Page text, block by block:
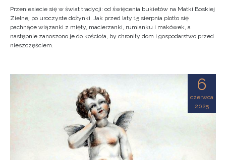
Przeniesiecie się w świat tradycji: od święcenia bukietów na Matki Boskiej
Zielnej po uroczyste dożynki. Jak przed laty 15 sierpnia plotło się
pachnące wiązanki z mięty, macierzanki, rumianku i makówek, a
następnie zanoszono je do kościoła, by chroniły dom i gospodarstwo przed
nieszczęściem.
6
czerwca
2025